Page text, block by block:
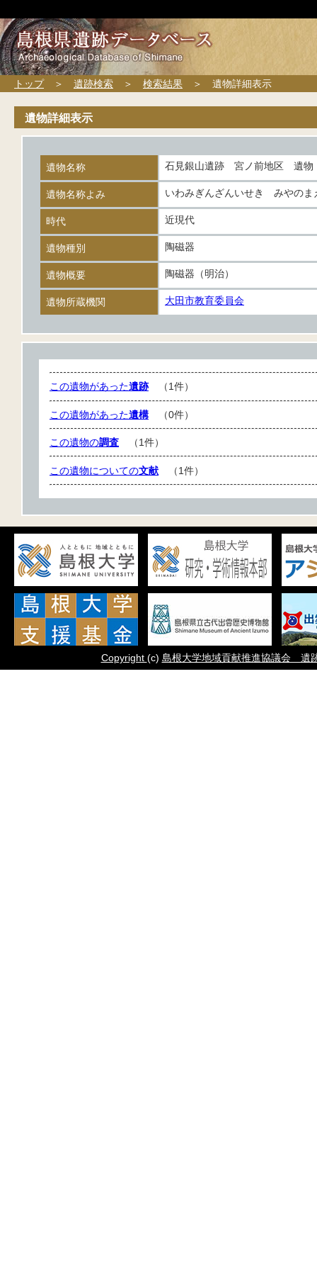
トップ＞ 遺跡検索 ＞ 検索結果 ＞ 遺物詳細表示
遺物詳細表示
遺物名称 石見銀山遺跡 宮ノ前地区 遺物
遺物名称よみ いわみぎんざんいせき みやの
時代 近現代
遺物種別 陶磁器
遺物概要 陶磁器（明治）
遺物所蔵機関 大田市教育委員会
この遺物があった遺跡（1件）
この遺物があった遺構（0件）
この遺物の調査 （1件）
この遺物についての文献 （1件）
Copyright (c) 島根大学地域貢献推進協議会 遺